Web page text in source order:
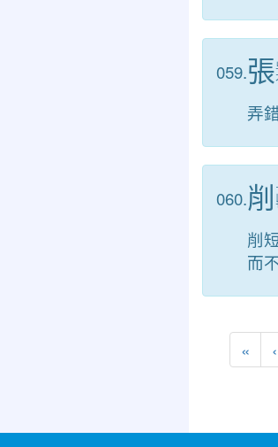
059.張
弄
060.削
削
而
«第 ‹